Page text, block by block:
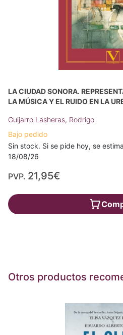
LA CIUDAD SONORA.
LA MÚSICA Y EL RUIDO EN LA
Guijarro Lasheras, Rodrigo
Bajo pedido
Sin stock. Si se pide hoy, se
18/08/26
PVP. 21,95€
Otros productos